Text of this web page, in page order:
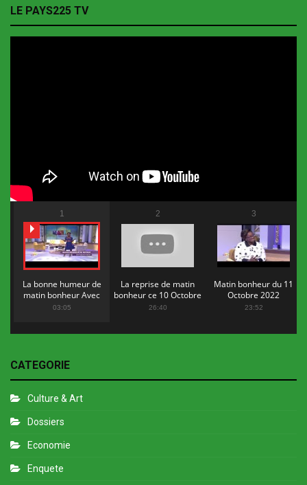
LE PAYS225 TV
1
La bonne humeur de
matin bonheur Avec
Flopy Mendosa
03:05
2
La reprise de matin
bonheur ce 10 Octobre
2022
26:40
3
Matin bonheur du 11
Octobre 2022
23:52
CATEGORIE
Culture & Art
Dossiers
Economie
Enquete